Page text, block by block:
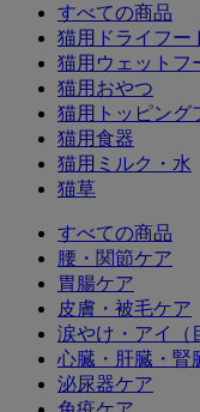
すべての商品
猫用ドライフー
猫用ウェットフ
猫用おやつ
猫用トッピング
猫用食器
猫用ミルク・水
猫草
すべての商品
腰・関節ケア
胃腸ケア
皮膚・被毛ケア
涙やけ・アイ（
心臓・肝臓・腎
泌尿器ケア